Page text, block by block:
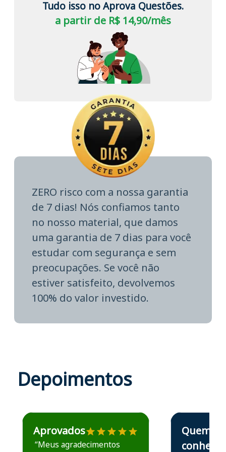
Tudo isso no Aprova Questões.
a partir de R$ 14,90/mês
ZERO risco com a nossa garantia
de 7 dias! Nós confiamos tanto
no nosso material, que damos
uma garantia de 7 dias para você
estudar com segurança e sem
preocupações. Se você não
estiver satisfeito, devolvemos
100% do valor investido.
Depoimentos
Estudante José recomenda o Aprova Concursos em
Aprovados
“Meus agradecimentos
Estudante Elais
Quem
conhece,